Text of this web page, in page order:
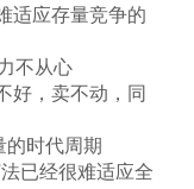
应存量竞争的
不从心
，卖不动，同
时代周期
已经很难适应全